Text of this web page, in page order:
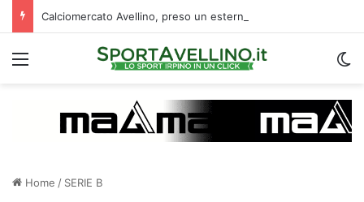
Menu
Home / SERIE B